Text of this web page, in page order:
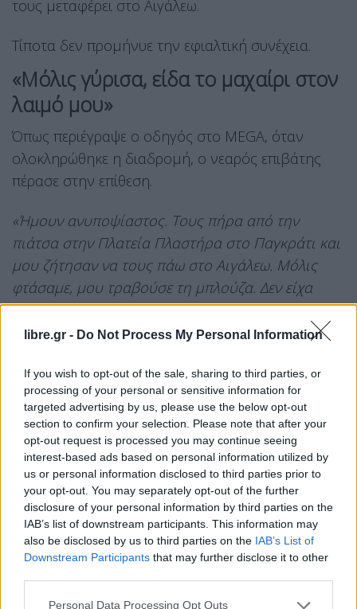
libre.gr - Do Not Process My Personal Information
If you wish to opt-out of the sale, sharing to third parties, or
processing of your personal or sensitive information for
targeted advertising by us, please use the below opt-out
section to confirm your selection. Please note that after your
opt-out request is processed you may continue seeing
interest-based ads based on personal information utilized by
us or personal information disclosed to third parties prior to
your opt-out. You may separately opt-out of the further
disclosure of your personal information by third parties on the
IAB’s list of downstream participants. This information may
also be disclosed by us to third parties on the IAB’s List of
Downstream Participants that may further disclose it to other
Personal Data Processing Opt Outs
τους μεταφέρει στο Αιγάλεω.
Τίποτα δεν προμήνυε την εφιαλτική συνέχεια.
«Μόλις γύρισα, είδα το μαχαίρι στον
λαιμό μου»
Όπως περιέγραψε ο οδηγός στο MEGA, όταν
ολοκληρώθηκε η διαδρομή, ο νεαρός επιβάτης
πέρασε στην επίθεση.
«Ήμουν ανυποψίαστος. Τους πήρα από την
πιάτσα στην Πλατεία Πλαστήρα στο Παγκράτι και
μου ζήτησαν να τους πάω στο Αιγάλεω. Μόλις
φτάσαμε, μου τραβούσε τη μπλούζα. Δεν είχα
καταλάβει ότι μου είχε βάλει το μαχαίρι στον
λαιμό και όταν γύρισα τον είδα να με απειλεί»,
Σύμφωνα με τον ίδιο, ο δράστης κρατούσε το
μαχαίρι στον λαιμό του και απαιτούσε τα χρήματα
από τις εισπράξεις του δρομολογίου.
«Με απείλησε ότι θα με σκοτώσει»
Ο οδηγός προσπάθησε να αντιδράσει και να
αποτρέψει τη ληστεία, ωστόσο οι απειλές που
δέχθηκε τον ανάγκασαν να υποχωρήσει.